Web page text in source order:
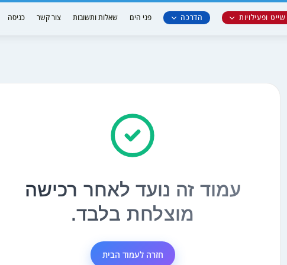
שייט ופעילויות הדרכה פני הים שאלות ותשובות צור קשר כניסה
עמוד זה נועד לאחר רכישה
מוצלחת בלבד.
חזרה לעמוד הבית